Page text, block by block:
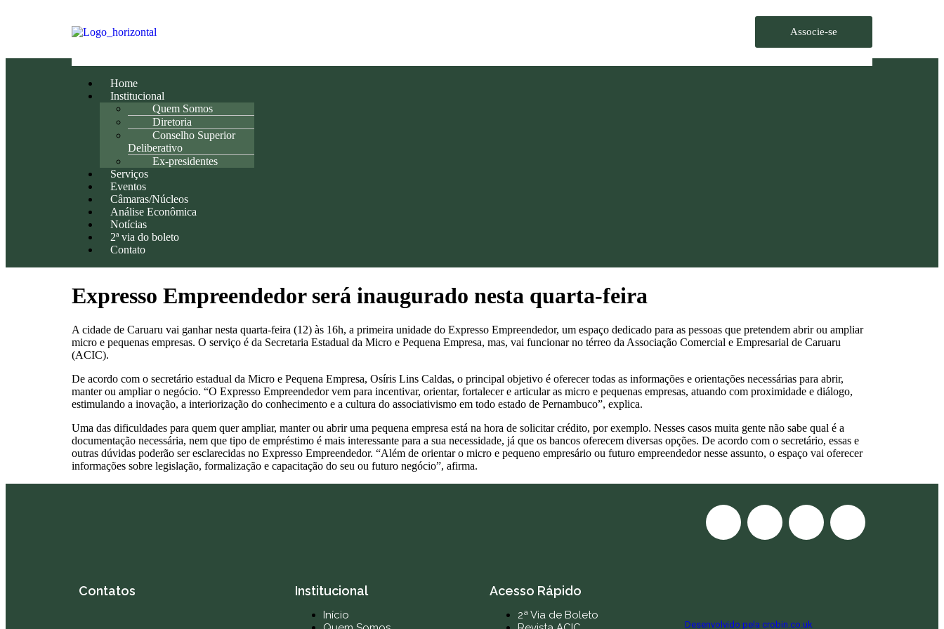
Associe-se
Home
Institucional
Quem Somos
Diretoria
Conselho Superior
Deliberativo
Ex-presidentes
Serviços
Eventos
Câmaras/Núcleos
Análise Econômica
Notícias
2ª via do boleto
Contato
Expresso Empreendedor será inaugurado nesta quarta-feira
A cidade de Caruaru vai ganhar nesta quarta-feira (12) às 16h, a primeira unidade do Expresso Empreendedor, um espaço dedicado para as pessoas que pretendem abrir ou ampliar
micro e pequenas empresas. O serviço é da Secretaria Estadual da Micro e Pequena Empresa, mas, vai funcionar no térreo da Associação Comercial e Empresarial de Caruaru
(ACIC).
De acordo com o secretário estadual da Micro e Pequena Empresa, Osíris Lins Caldas, o principal objetivo é oferecer todas as informações e orientações necessárias para abrir,
manter ou ampliar o negócio. “O Expresso Empreendedor vem para incentivar, orientar, fortalecer e articular as micro e pequenas empresas, atuando com proximidade e diálogo,
estimulando a inovação, a interiorização do conhecimento e a cultura do associativismo em todo estado de Pernambuco”, explica.
Uma das dificuldades para quem quer ampliar, manter ou abrir uma pequena empresa está na hora de solicitar crédito, por exemplo. Nesses casos muita gente não sabe qual é a
documentação necessária, nem que tipo de empréstimo é mais interessante para a sua necessidade, já que os bancos oferecem diversas opções. De acordo com o secretário, essas e
outras dúvidas poderão ser esclarecidas no Expresso Empreendedor. “Além de orientar o micro e pequeno empresário ou futuro empreendedor nesse assunto, o espaço vai oferecer
informações sobre legislação, formalização e capacitação do seu ou futuro negócio”, afirma.
Contatos Institucional
Início
Acesso Rápido
2ª Via de Boleto
Desenvolvido pela crobin.co.uk